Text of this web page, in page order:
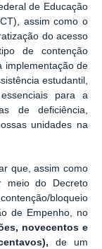
de Educação
assim como o
do acesso
de contenção
implementação de
estudantil,
para a
de deficiência,
unidades na
que, assim como
meio do Decreto
bloqueio
de Empenho, no
novecentos e
de um